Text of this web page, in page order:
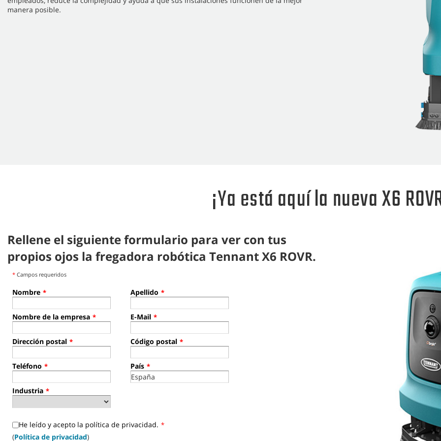
manera posible.
¡Ya está aquí la nueva X6
Rellene el siguiente formulario para ver con tus
propios ojos la fregadora robótica Tennant X6 ROVR.
* Campos requeridos
Nombre * Apellido *
Nombre de la empresa * E-Mail *
Dirección postal * Código postal *
Teléfono * País *
Industria *
He leído y acepto la política de privacidad. *
(Política de privacidad)